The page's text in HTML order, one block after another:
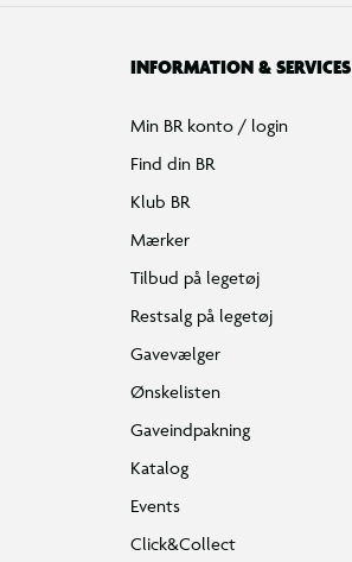
INFORMATION & SERVICES
Min BR konto / login
Find din BR
Klub BR
Mærker
Tilbud på legetøj
Restsalg på legetøj
Gavevælger
Ønskelisten
Gaveindpakning
Katalog
Events
Click&Collect